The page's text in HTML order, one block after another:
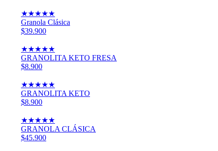
★★★★★
Granola Clásica
$39.900
★★★★★
GRANOLITA KETO FRESA
$8.900
★★★★★
GRANOLITA KETO
$8.900
★★★★★
GRANOLA CLÁSICA
$45.900